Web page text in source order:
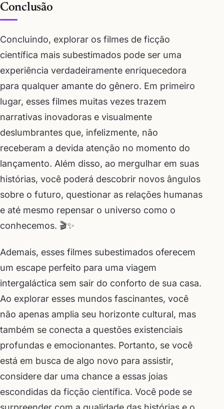
Conclusão
Concluindo, explorar os filmes de ficção
científica mais subestimados pode ser uma
experiência verdadeiramente enriquecedora
para qualquer amante do gênero. Em primeiro
lugar, esses filmes muitas vezes trazem
narrativas inovadoras e visualmente
deslumbrantes que, infelizmente, não
receberam a devida atenção no momento do
lançamento. Além disso, ao mergulhar em suas
histórias, você poderá descobrir novos ângulos
sobre o futuro, questionar as relações humanas
e até mesmo repensar o universo como o
conhecemos. 🎬✨
Ademais, esses filmes subestimados oferecem
um escape perfeito para uma viagem
intergaláctica sem sair do conforto de sua casa.
Ao explorar esses mundos fascinantes, você
não apenas amplia seu horizonte cultural, mas
também se conecta a questões existenciais
profundas e emocionantes. Portanto, se você
está em busca de algo novo para assistir,
considere dar uma chance a essas joias
escondidas da ficção científica. Você pode se